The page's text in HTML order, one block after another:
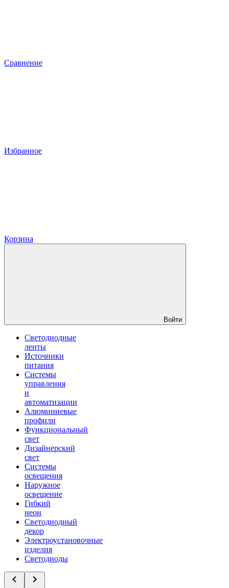
Сравнение
Избранное
Корзина
Войти
Светодиодные
ленты
Источники
питания
Системы
управления
и
автоматизации
Алюминиевые
профили
Функциональный
свет
Дизайнерский
свет
Системы
освещения
Наружное
освещение
Гибкий
неон
Светодиодный
декор
Электроустановочные
изделия
Светодиоды